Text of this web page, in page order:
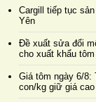
Cargill tiếp tục
Yên
Đề xuất sửa đổi
cho xuất khẩu tôm
Giá tôm ngày 6/
con/kg giữ giá